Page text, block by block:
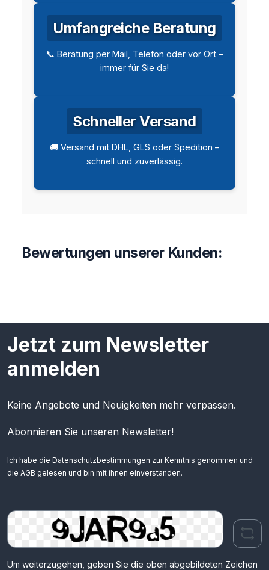
Umfangreiche Beratung
📞 Beratung per Mail, Telefon oder vor Ort –
immer für Sie da!
Schneller Versand
🚚 Versand mit DHL, GLS oder Spedition –
schnell und zuverlässig.
Bewertungen unserer Kunden:
Jetzt zum Newsletter
anmelden
Keine Angebote und Neuigkeiten mehr verpassen.
Abonnieren Sie unseren Newsletter!
Ich habe die Datenschutzbestimmungen zur Kenntnis genommen und
die AGB gelesen und bin mit ihnen einverstanden.
Um weiterzugehen, geben Sie die oben abgebildeten Zeichen